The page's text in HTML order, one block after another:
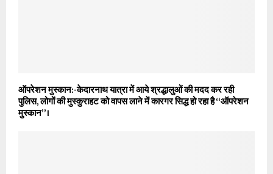
ऑपरेशन मुस्कान:-केदारनाथ यात्रा में आये श्रद्धालुओं की मदद कर रही
पुलिस, लोगों की मुस्कुराहट को वापस लाने में कारगर सिद्ध हो रहा है “ऑपरेशन
मुस्कान”।